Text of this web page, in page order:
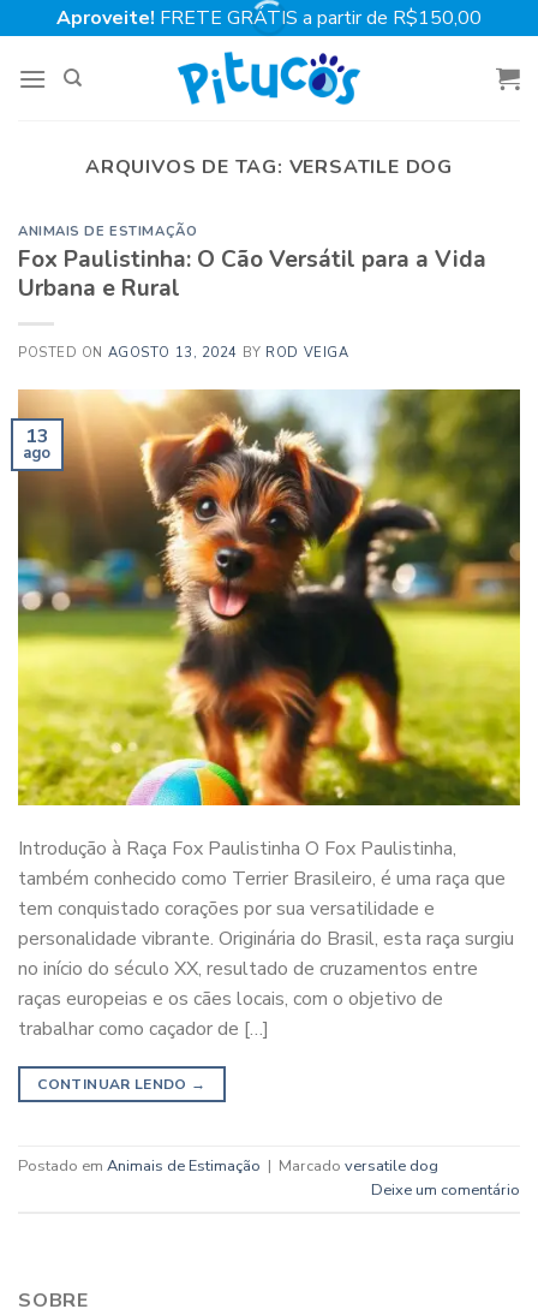
to
content
Aproveite! FRETE GRÁTIS a partir de R$150,00
ARQUIVOS DE TAG: VERSATILE DOG
ANIMAIS DE ESTIMAÇÃO
Fox Paulistinha: O Cão Versátil para a Vida
Urbana e Rural
POSTED ON AGOSTO 13, 2024 BY ROD VEIGA
13
ago
Introdução à Raça Fox Paulistinha O Fox Paulistinha,
também conhecido como Terrier Brasileiro, é uma raça que
tem conquistado corações por sua versatilidade e
personalidade vibrante. Originária do Brasil, esta raça surgiu
no início do século XX, resultado de cruzamentos entre
raças europeias e os cães locais, com o objetivo de
trabalhar como caçador de […]
CONTINUAR LENDO →
Postado em Animais de Estimação | Marcado versatile dog
Deixe um comentário
SOBRE